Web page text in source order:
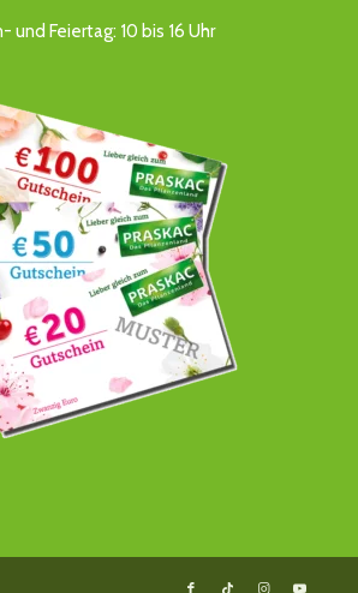
und Feiertag: 10 bis 16 Uhr